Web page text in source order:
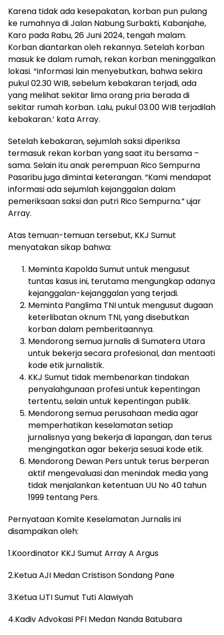
Karena tidak ada kesepakatan, korban pun pulang
ke rumahnya di Jalan Nabung Surbakti, Kabanjahe,
Karo pada Rabu, 26 Juni 2024, tengah malam.
Korban diantarkan oleh rekannya. Setelah korban
masuk ke dalam rumah, rekan korban meninggalkan
lokasi. “Informasi lain menyebutkan, bahwa sekira
pukul 02.30 WIB, sebelum kebakaran terjadi, ada
yang melihat sekitar lima orang pria berada di
sekitar rumah korban. Lalu, pukul 03.00 WIB terjadilah
kebakaran.’ kata Array.
Setelah kebakaran, sejumlah saksi diperiksa
termasuk rekan korban yang saat itu bersama –
sama. Selain itu anak perempuan Rico Sempurna
Pasaribu juga dimintai keterangan. “Kami mendapat
informasi ada sejumlah kejanggalan dalam
pemeriksaan saksi dan putri Rico Sempurna.” ujar
Array.
Atas temuan-temuan tersebut, KKJ Sumut
menyatakan sikap bahwa:
Meminta Kapolda Sumut untuk mengusut
tuntas kasus ini, terutama mengungkap adanya
kejanggalan-kejanggalan yang terjadi.
Meminta Panglima TNI untuk mengusut dugaan
keterlibatan oknum TNI, yang disebutkan
korban dalam pemberitaannya.
Mendorong semua jurnalis di Sumatera Utara
untuk bekerja secara profesional, dan mentaati
kode etik jurnalistik.
KKJ Sumut tidak membenarkan tindakan
penyalahgunaan profesi untuk kepentingan
tertentu, selain untuk kepentingan publik.
Mendorong semua perusahaan media agar
memperhatikan keselamatan setiap
jurnalisnya yang bekerja di lapangan, dan terus
mengingatkan agar bekerja sesuai kode etik.
Mendorong Dewan Pers untuk terus berperan
aktif mengevaluasi dan menindak media yang
tidak menjalankan ketentuan UU No 40 tahun
1999 tentang Pers.
Pernyataan Komite Keselamatan Jurnalis ini
disampaikan oleh:
1.Koordinator KKJ Sumut Array A Argus
2.Ketua AJI Medan Cristison Sondang Pane
3.Ketua IJTI Sumut Tuti Alawiyah
4.Kadiv Advokasi PFI Medan Nanda Batubara